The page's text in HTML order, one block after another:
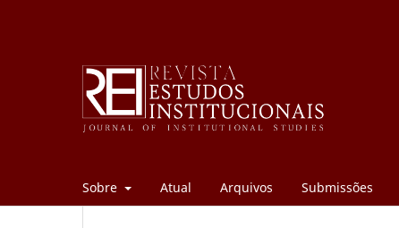
Sobre Atual Arquivos Submissões